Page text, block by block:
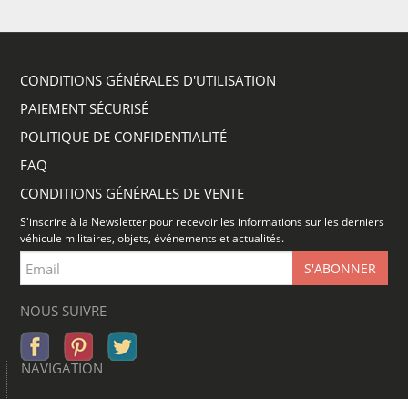
CONDITIONS GÉNÉRALES D'UTILISATION
PAIEMENT SÉCURISÉ
POLITIQUE DE CONFIDENTIALITÉ
FAQ
CONDITIONS GÉNÉRALES DE VENTE
S'inscrire à la Newsletter pour recevoir les informations sur les derniers
véhicule militaires, objets, événements et actualités.
NOUS SUIVRE
NAVIGATION